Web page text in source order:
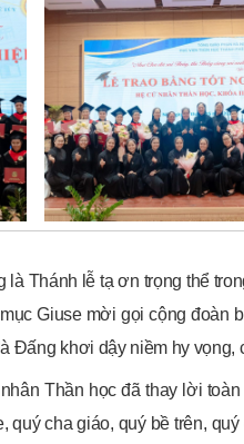
Thánh lễ tạ ơn trọng thể
Giuse mời gọi cộng đoàn
Đấng khơi dậy niềm hy
Thần học đã thay lời
quý cha giáo, quý bề trên,